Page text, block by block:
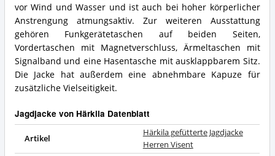
vor Wind und Wasser und ist auch bei hoher körperlicher
Anstrengung atmungsaktiv. Zur weiteren Ausstattung
gehören Funkgerätetaschen auf beiden Seiten,
Vordertaschen mit Magnetverschluss, Ärmeltaschen mit
Signalband und eine Hasentasche mit ausklappbarem Sitz.
Die Jacke hat außerdem eine abnehmbare Kapuze für
zusätzliche Vielseitigkeit.
Jagdjacke von Härkila Datenblatt
Artikel
Härkila gefütterte Jagdjacke
Herren Visent